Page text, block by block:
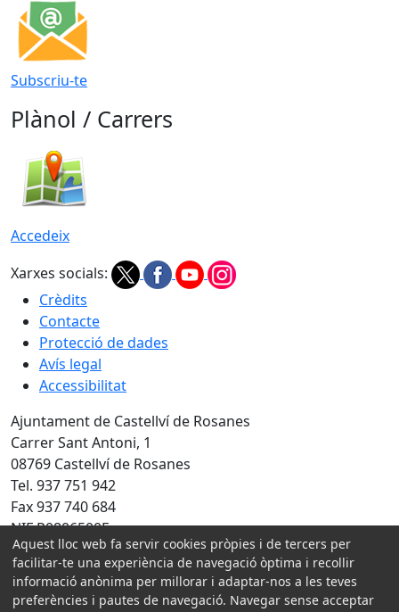
Subscriu-te
Plànol / Carrers
Accedeix
Xarxes socials:
Crèdits
Contacte
Protecció de dades
Avís legal
Accessibilitat
Ajuntament de Castellví de Rosanes
Carrer Sant Antoni, 1
08769 Castellví de Rosanes
Tel. 937 751 942
Fax 937 740 684
NIF P0806500E
Amb la col·laboració de:
Aquest lloc web fa servir cookies pròpies i de tercers per
facilitar-te una experiència de navegació òptima i recollir
informació anònima per millorar i adaptar-nos a les teves
preferències i pautes de navegació. Navegar sense acceptar